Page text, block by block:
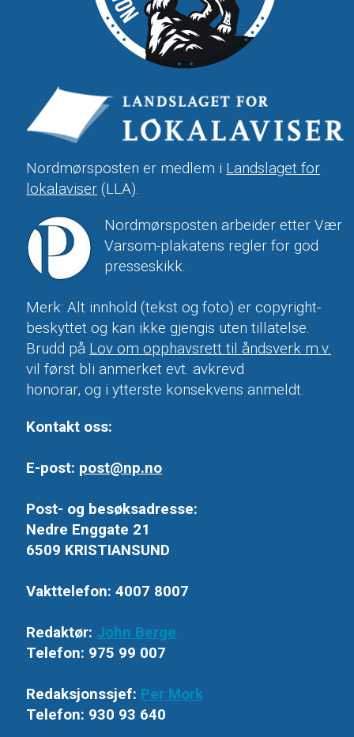
Nordmørsposten er medlem i Landslaget for
lokalaviser (LLA).
Nordmørsposten arbeider etter Vær
Varsom-plakatens regler for god
presseskikk.
Merk: Alt innhold (tekst og foto) er copyright-
beskyttet og kan ikke gjengis uten tillatelse.
Brudd på Lov om opphavsrett til åndsverk m.v.
vil først bli anmerket evt. avkrevd
honorar, og i ytterste konsekvens anmeldt.
Kontakt oss:
E-post: post@np.no
Post- og besøksadresse:
Nedre Enggate 21
6509 KRISTIANSUND
Vakttelefon: 4007 8007
Redaktør: John Berge
Telefon: 975 99 007
Redaksjonssjef: Per Mork
Telefon: 930 93 640